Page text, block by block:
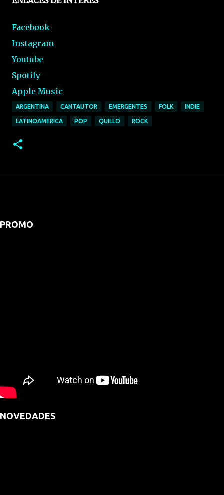
Facebook
Instagram
Youtube
Spotify
Apple Music
ARGENTINA CANTAUTOR EMERGENTES FOLK INDIE
LATINOAMERICA POP QUILLO ROCK
PROMO
NOVEDADES